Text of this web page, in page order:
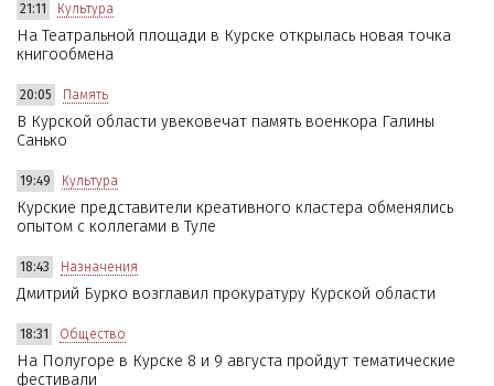
21:11 Культура
На Театральной площади в Курске открылась новая точка
книгообмена
20:05 Память
В Курской области увековечат память военкора Галины
Санько
19:49 Культура
Курские представители креативного кластера обменялись
опытом с коллегами в Туле
18:43 Назначения
Дмитрий Бурко возглавил прокуратуру Курской области
18:31 Общество
На Полугоре в Курске 8 и 9 августа пройдут тематические
фестивали